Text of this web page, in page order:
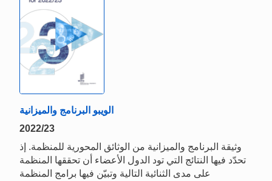
الويبو البرنامج والميزانية
2022/23
وثيقة البرنامج والميزانية من الوثائق المحورية للمنظمة. إذ
تحدّد فيها النتائج التي تود الدول الأعضاء أن تحققها المنظمة
على مدى الثنائية التالية وتبيّن فيها برامج المنظمة